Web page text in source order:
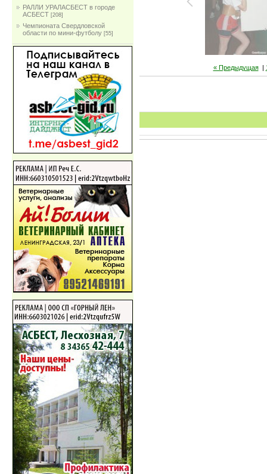
РАЛЛИ УРАЛАСБЕСТ в городе
АСБЕСТ [208]
Чемпионата Свердловской
области по мини-футболу [55]
« Предыдущая|